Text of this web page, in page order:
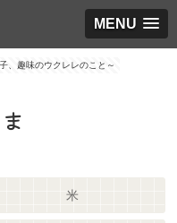
MENU
、趣味のウクレレのこと～
米